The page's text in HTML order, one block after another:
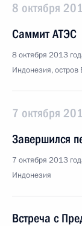
8 октября
Саммит АТЭС
8 октября 2013
Индонезия, остров
7 октября
Завершился
7 октября 2013
Индонезия
Встреча с